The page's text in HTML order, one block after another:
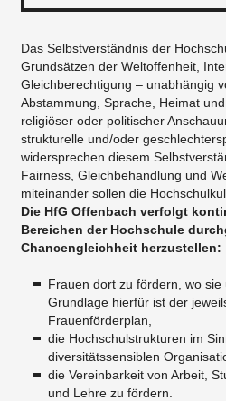
Das Selbstverständnis der
Grundsätzen der Weltoffenheit,
Gleichberechtigung – unabhängig
Abstammung, Sprache, Heimat
religiöser oder politischer
strukturelle und/oder
widersprechen diesem
Fairness, Gleichbehandlung und
miteinander sollen die
Die HfG Offenbach verfolgt
Bereichen der Hochschule
Chancengleichheit herzustellen:
Frauen dort zu fördern, wo sie
Grundlage hierfür ist der
Frauenförderplan,
die Hochschulstrukturen im
diversitätssensiblen
die Vereinbarkeit von Arbeit,
und Lehre zu fördern.